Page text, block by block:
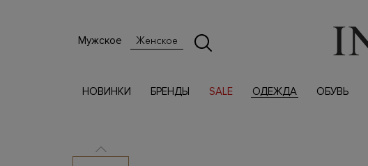
Мужское Женское
НОВИНКИ БРЕНДЫ SALE ОДЕЖДА ОБУВЬ